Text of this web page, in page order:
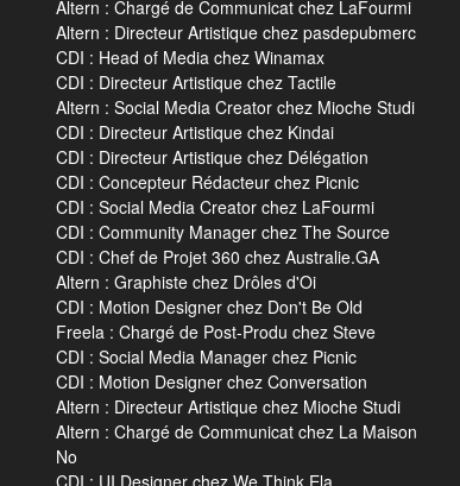
Altern : Chargé de Communicat chez LaFourmi
Altern : Directeur Artistique chez pasdepubmerc
CDI : Head of Media chez Winamax
CDI : Directeur Artistique chez Tactile
Altern : Social Media Creator chez Mioche Studi
CDI : Directeur Artistique chez Kindai
CDI : Directeur Artistique chez Délégation
CDI : Concepteur Rédacteur chez Picnic
CDI : Social Media Creator chez LaFourmi
CDI : Community Manager chez The Source
CDI : Chef de Projet 360 chez Australie.GA
Altern : Graphiste chez Drôles d'Oi
CDI : Motion Designer chez Don't Be Old
Freela : Chargé de Post-Produ chez Steve
CDI : Social Media Manager chez Picnic
CDI : Motion Designer chez Conversation
Altern : Directeur Artistique chez Mioche Studi
Altern : Chargé de Communicat chez La Maison
No
CDI : UI Designer chez We Think Ela